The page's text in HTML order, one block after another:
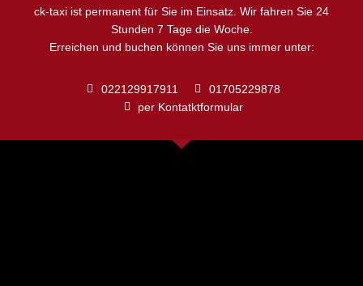
ck-taxi ist permanent für Sie im Einsatz. Wir fahren Sie 24
Stunden 7 Tage die Woche.
Erreichen und buchen können Sie uns immer unter:
022129917911
01705229878
per Kontatktformular